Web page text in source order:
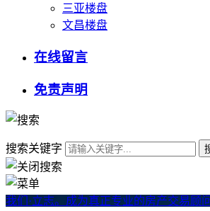
三亚楼盘
文昌楼盘
在线留言
免责声明
搜索关键字
我们·立志。成为真正专业的房产交易顾问